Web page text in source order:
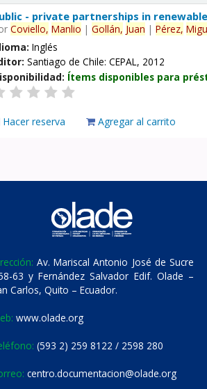
- private partnerships in
Coviello, Manlio |Gollán, Juan |Pérez,
Inglés
Santiago de Chile: CEPAL, 2012
Ítems disponibles para
Hacer reserva Agregar al carrito
Av. Mariscal Antonio José de Sucre
63 y Fernández Salvador Edif. Olade –
Carlos, Quito – Ecuador.
www.olade.org
(593 2) 259 8122 / 2598 280
centro.documentacion@olade.org